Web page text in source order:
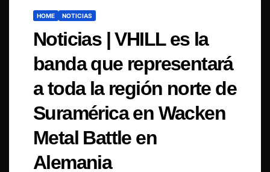
HOME NOTICIAS
Noticias | VHILL es la
banda que representará
a toda la región norte de
Suramérica en Wacken
Metal Battle en
Alemania